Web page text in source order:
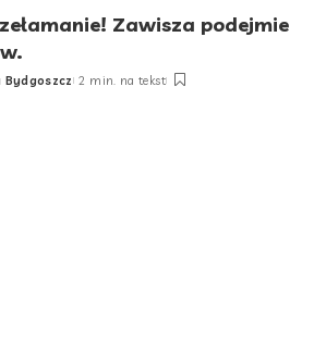
Zawisza podejmie
Bydgoszcz 2 min. na tekst